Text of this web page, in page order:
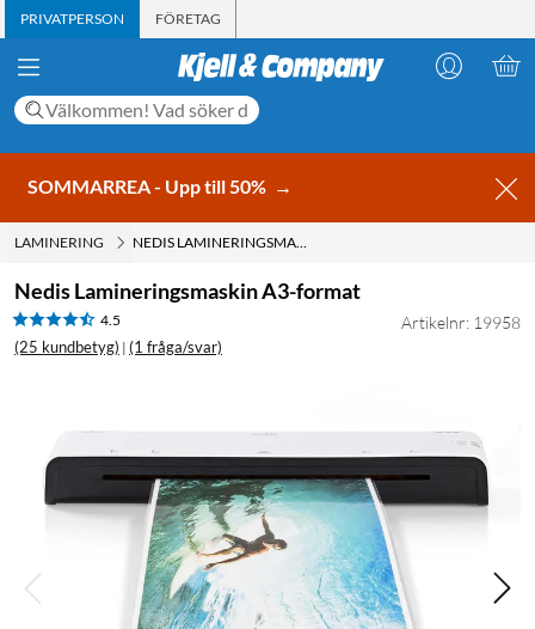
PRIVATPERSON FÖRETAG
SOMMARREA - Upp till 50% →
LAMINERING NEDIS LAMINERINGSMASKIN A3-FORMAT
Nedis Lamineringsmaskin A3-format
4.5
(25 kundbetyg) | (1 fråga/svar)
Artikelnr: 19958